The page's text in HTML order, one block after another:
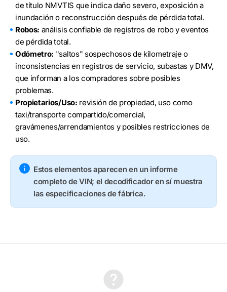
de título NMVTIS que indica daño severo, exposición a
inundación o reconstrucción después de pérdida total.
Robos: análisis confiable de registros de robo y eventos
de pérdida total.
Odómetro: "saltos" sospechosos de kilometraje o
inconsistencias en registros de servicio, subastas y DMV,
que informan a los compradores sobre posibles
problemas.
Propietarios/Uso: revisión de propiedad, uso como
taxi/transporte compartido/comercial,
gravámenes/arrendamientos y posibles restricciones de
uso.
Estos elementos aparecen en un informe
completo de VIN; el decodificador en sí muestra
las especificaciones de fábrica.